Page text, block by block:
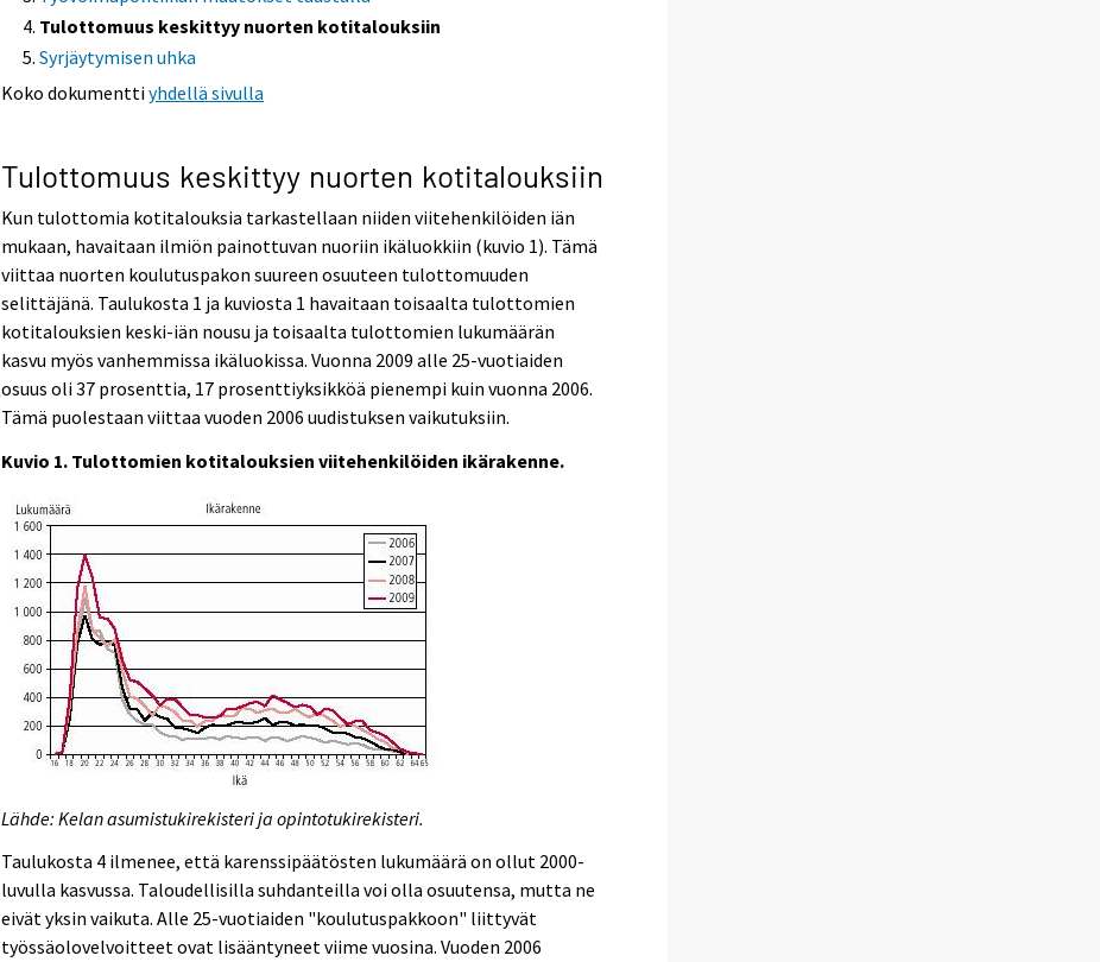
Tulottomuus keskittyy nuorten kotitalouksiin
Syrjäytymisen uhka
Koko dokumenttiyhdellä sivulla
Tulottomuus keskittyy nuorten kotitalouksiin
Kun tulottomia kotitalouksia tarkastellaan niiden viitehenkilöiden iän
mukaan, havaitaan ilmiön painottuvan nuoriin ikäluokkiin (kuvio 1). Tämä
viittaa nuorten koulutuspakon suureen osuuteen tulottomuuden
selittäjänä. Taulukosta 1 ja kuviosta 1 havaitaan toisaalta tulottomien
kotitalouksien keski-iän nousu ja toisaalta tulottomien lukumäärän
kasvu myös vanhemmissa ikäluokissa. Vuonna 2009 alle 25-vuotiaiden
osuus oli 37 prosenttia, 17 prosenttiyksikköä pienempi kuin vuonna 2006.
Tämä puolestaan viittaa vuoden 2006 uudistuksen vaikutuksiin.
Kuvio 1. Tulottomien kotitalouksien viitehenkilöiden ikärakenne.
Lähde: Kelan asumistukirekisteri ja opintotukirekisteri.
Taulukosta 4 ilmenee, että karenssipäätösten lukumäärä on ollut 2000-
luvulla kasvussa. Taloudellisilla suhdanteilla voi olla osuutensa, mutta ne
eivät yksin vaikuta. Alle 25-vuotiaiden "koulutuspakkoon" liittyvät
työssäolovelvoitteet ovat lisääntyneet viime vuosina. Vuoden 2006